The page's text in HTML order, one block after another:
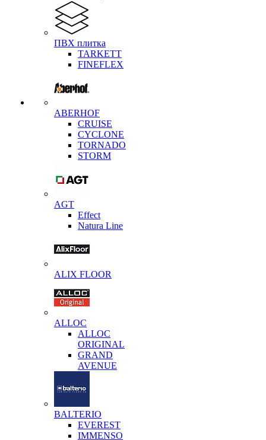
ПВХ плитка
TARKETT
FINEFLEX
ABERHOF
CRUISE
CYCLONE
TORNADO
STORM
AGT
Effect
Natura Line
ALIX FLOOR
ALLOC
ALLOC
ORIGINAL
GRAND
AVENUE
BALTERIO
EVEREST
IMMENSO